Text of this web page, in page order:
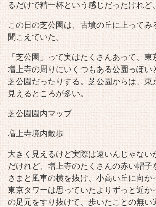
るだけで精一杯という感じだったけれど
この日の芝公園は、古墳の丘に上ってみ
聞こえていた。
「芝公園」って実はたくさんあって、東
増上寺の周りにいくつもある公園っぽい
芝公園だったりする。芝公園からは、東
見えるところが多い。
芝公園園内マップ
増上寺境内散歩
大きく見えるけど実際は遠いんじゃない
だけれど、増上寺のたくさんの赤い帽子
さまと風車の横を抜け、小高い丘に向か
東京タワーは思っていたよりずっと近か
の足元をすり抜けて、歩いたことの無い